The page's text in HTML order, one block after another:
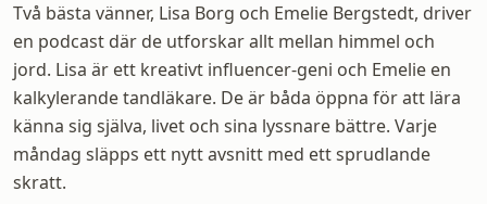
Två bästa vänner, Lisa Borg och Emelie Bergstedt, driver
en podcast där de utforskar allt mellan himmel och
jord. Lisa är ett kreativt influencer-geni och Emelie en
kalkylerande tandläkare. De är båda öppna för att lära
känna sig själva, livet och sina lyssnare bättre. Varje
måndag släpps ett nytt avsnitt med ett sprudlande
skratt.